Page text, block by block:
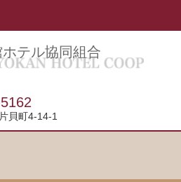
テル協同組合
貝町4-14-1